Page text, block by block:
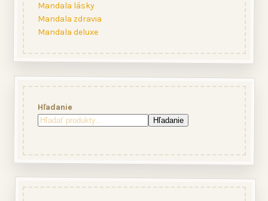
Mandala lásky
Mandala zdravia
Mandala deluxe
Hľadanie
Hľadanie